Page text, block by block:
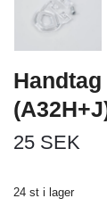
25 SEK
24 st i lager